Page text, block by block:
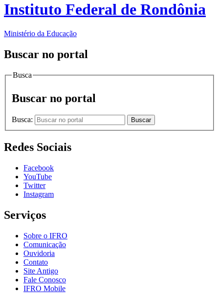
Instituto Federal de Rondônia
Ministério da Educação
Buscar no portal
Busca
Buscar no portal
Busca: Buscar
Redes Sociais
Facebook
YouTube
Twitter
Instagram
Serviços
Sobre o IFRO
Comunicação
Ouvidoria
Contato
Site Antigo
Fale Conosco
IFRO Mobile